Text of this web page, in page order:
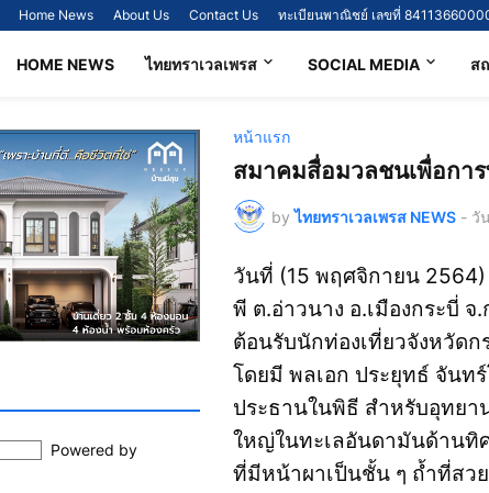
Home News About Us Contact Us ทะเบียนพาณิชย์ เลขที่
HOME NEWS ไทยทราเวลเพรส SOCIAL MEDIA ส
หน้าแรก
สมาคมสื่อมวลชนเพื่อกา
by ไทยทราเวลเพรส NEWS - วั
วันที่ (15 พฤศจิกายน
พี ต.อ่าวนาง อ.เมืองกระบี่
ต้อนรับนักท่องเที่ยวจังหวัด
โดยมี พลเอก ประยุทธ์ จันท
ประธานในพิธี สำหรับอุทย
ใหญ่ในทะเลอันดามันด้านทิ
ที่มีหน้าผาเป็นชั้น ๆ ถ้ำที่สว
Powered by